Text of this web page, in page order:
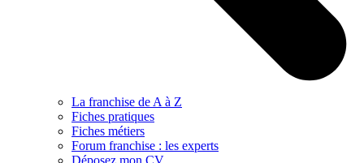
La franchise de A à Z
Fiches pratiques
Fiches métiers
Forum franchise : les experts
Déposez mon CV